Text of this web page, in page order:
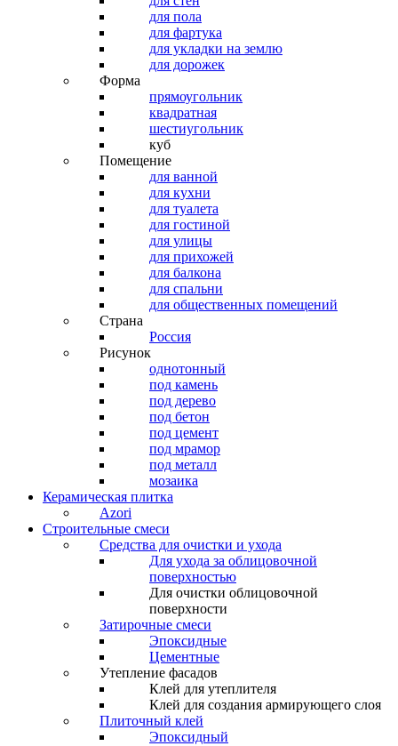
для пола
для фартука
для укладки на землю
для дорожек
Форма
прямоугольник
квадратная
шестиугольник
куб
Помещение
для ванной
для кухни
для туалета
для гостиной
для улицы
для прихожей
для балкона
для спальни
для общественных помещений
Страна
Россия
Рисунок
однотонный
под камень
под дерево
под бетон
под цемент
под мрамор
под металл
мозаика
Керамическая плитка
Azori
Строительные смеси
Средства для очистки и ухода
Для ухода за облицовочной
поверхностью
Для очистки облицовочной
поверхности
Затирочные смеси
Эпоксидные
Цементные
Утепление фасадов
Клей для утеплителя
Клей для создания армирующего слоя
Плиточный клей
Эпоксидный